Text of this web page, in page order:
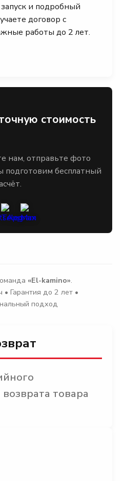
и подробный
договор с
работы до 2 лет.
стоимость
нам, отправьте фото
подготовим бесплатный
«El-kamino».
Гарантия до 2 лет •
подход
товара